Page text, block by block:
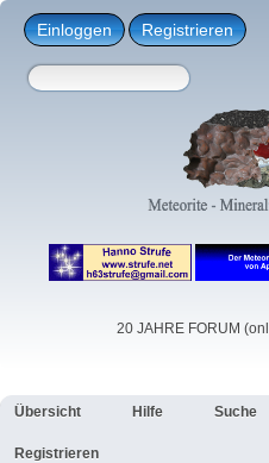
Einloggen Registrieren
20 JAHRE FORUM
Übersicht Hilfe Suche
Registrieren